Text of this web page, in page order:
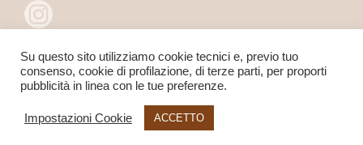
Copyright 2022©ViaggitribaliSnc di Pegoraro Massimo & C.
Su questo sito utilizziamo cookie tecnici e, previo tuo
consenso, cookie di profilazione, di terze parti, per proporti
pubblicità in linea con le tue preferenze.
Impostazioni Cookie ACCETTO